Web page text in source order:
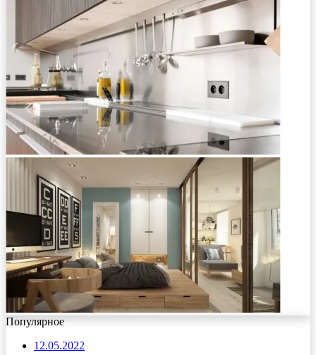
Популярное
12.05.2022